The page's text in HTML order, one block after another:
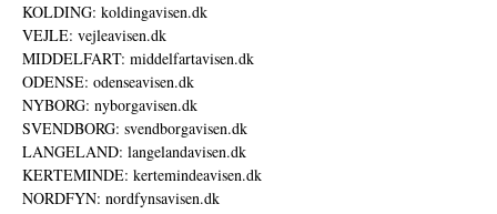
KOLDING: koldingavisen.dk
VEJLE: vejleavisen.dk
MIDDELFART: middelfartavisen.dk
ODENSE: odenseavisen.dk
NYBORG: nyborgavisen.dk
SVENDBORG: svendborgavisen.dk
LANGELAND: langelandavisen.dk
KERTEMINDE: kertemindeavisen.dk
NORDFYN: nordfynsavisen.dk